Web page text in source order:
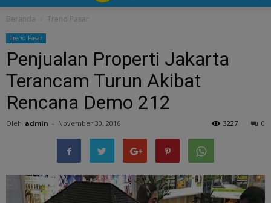
Beranda Trend Pasar
Trend Pasar
Penjualan Properti Jakarta
Terancam Turun Akibat
Rencana Demo 212
Oleh admin - November 30, 2016 0
3227